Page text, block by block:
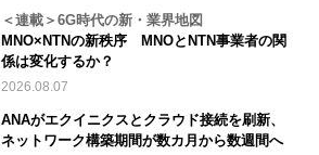
＜連載＞6G時代の新・業界地図
MNO×NTNの新秩序 MNOとNTN事業者の関
係は変化するか？
2026.08.07
ANAがエクイニクスとクラウド接続を刷新、
ネットワーク構築期間が数カ月から数週間へ